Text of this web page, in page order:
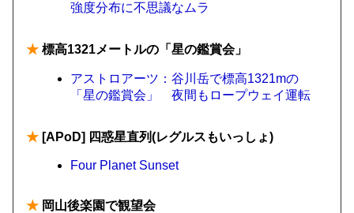
強度分布に不思議なムラ
★ 標高1321メートルの「星の鑑賞会」
アストロアーツ：谷川岳で標高1321mの
「星の鑑賞会」 夜間もロープウェイ運転
★ [APoD] 四惑星直列(レグルスもいっしょ)
Four Planet Sunset
★ 岡山後楽園で観望会